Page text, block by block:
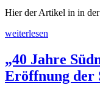
Hier der Artikel in in
weiterlesen
„40 Jahre
Eröffnung der